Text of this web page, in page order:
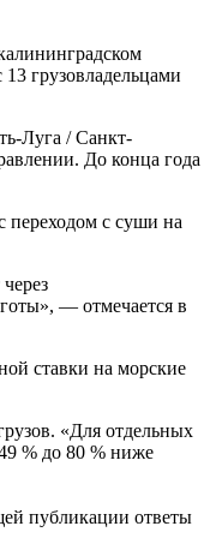
грузовладельцами
Луга / Санкт-
До конца года
переходом с суши на
— отмечается в
ставки на морские
«Для отдельных
% до 80 % ниже
публикации ответы